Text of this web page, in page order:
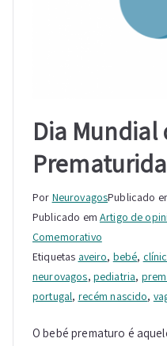
Dia Mundial
Por NeurovagosPublicado
Publicado em Artigo de
Comemorativo
Etiquetas aveiro, bebé,
neurovagos, pediatria,
portugal, recém nascido,
O bebé prematuro é